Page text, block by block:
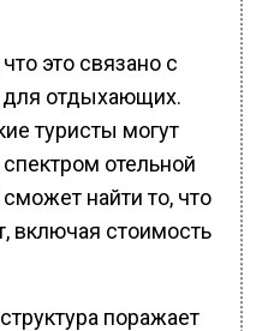
это связано с
для отдыхающих.
туристы могут
отельной
найти то, что
включая стоимость
поражает